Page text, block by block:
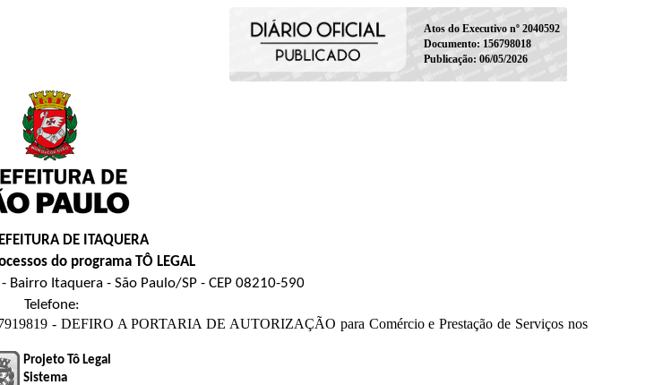
Atos do Executivo nº 2040592
Documento: 156798018
Publicação: 06/05/2026
DE ITAQUERA
do programa TÔ LEGAL
Bairro Itaquera - São Paulo/SP - CEP 08210-590
Telefone:
- DEFIRO A PORTARIA DE AUTORIZAÇÃO para Comércio e Prestação de Serviços nos
Projeto Tô Legal
Sistema